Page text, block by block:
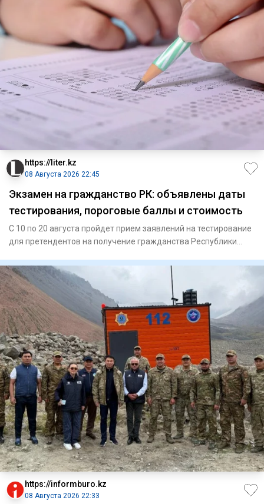
https://liter.kz
08 Августа 2026 22:45
Экзамен на гражданство РК: объявлены даты
тестирования, пороговые баллы и стоимость
С 10 по 20 августа пройдет прием заявлений на тестирование
для претендентов на получение гражданства Республики
https://informburo.kz
08 Августа 2026 22:33